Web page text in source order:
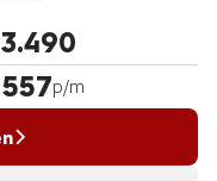
p/m